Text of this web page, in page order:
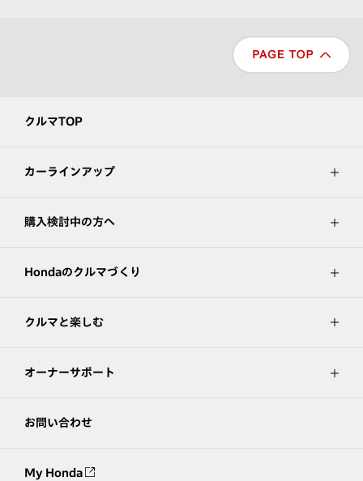
クルマTOP
カーラインアップ
購入検討中の方へ
Hondaのクルマづくり
クルマと楽しむ
オーナーサポート
お問い合わせ
My Honda